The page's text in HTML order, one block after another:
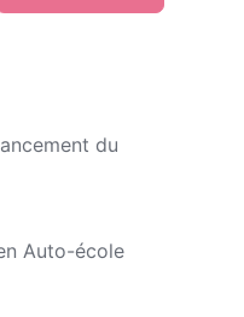
du
Auto-école